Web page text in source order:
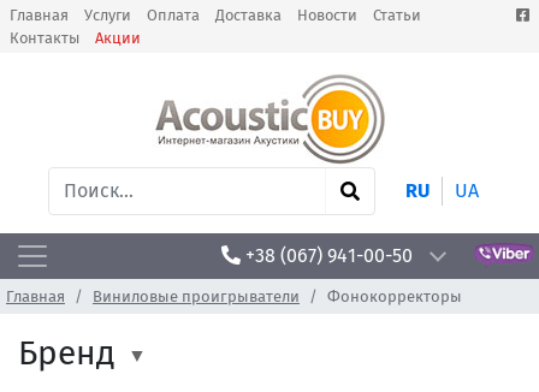
Главная Услуги Оплата Доставка Новости
Статьи
Контакты
Акции
RU UA
+38 (067) 941-00-50
Главная Виниловые проигрыватели Фонокорректоры
Бренд